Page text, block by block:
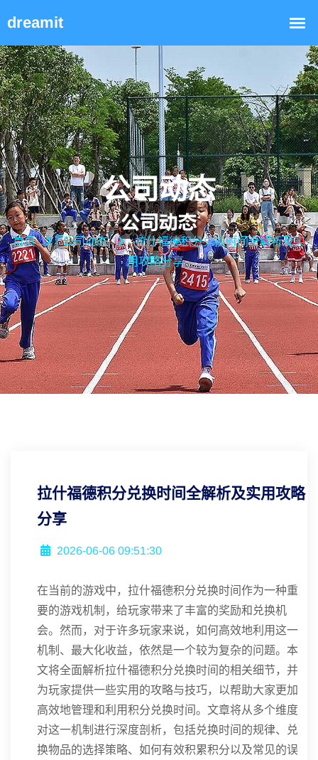
公司动态
首页 公司动态
拉什福德积分兑换时间全解析及实
用攻略分享
拉什福德积分兑换时间全解析及实用攻略
分享
2026-06-06 09:51:30
在当前的游戏中，拉什福德积分兑换时间作为一种重
要的游戏机制，给玩家带来了丰富的奖励和兑换机
会。然而，对于许多玩家来说，如何高效地利用这一
机制、最大化收益，依然是一个较为复杂的问题。本
文将全面解析拉什福德积分兑换时间的相关细节，并
为玩家提供一些实用的攻略与技巧，以帮助大家更加
高效地管理和利用积分兑换时间。文章将从多个维度
对这一机制进行深度剖析，包括兑换时间的规律、兑
换物品的选择策略、如何有效积累积分以及常见的误